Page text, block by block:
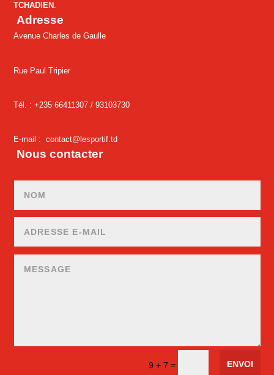
TCHADIEN .
Adresse
Avenue Charles de Gaulle
Rue Paul Tripier
Tél. : +235 66411307 /93103730
E-mail :contact@lesportif.td
Nous contacter
9 + 7 = ENVOI